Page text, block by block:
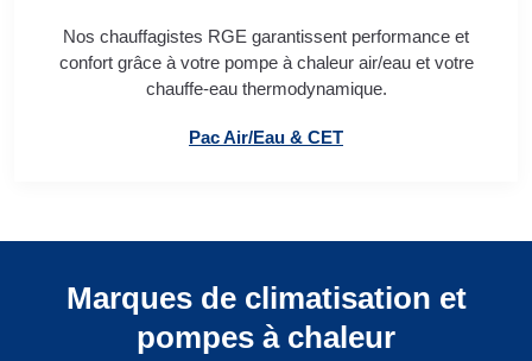
Nos chauffagistes RGE garantissent performance et
confort grâce à votre pompe à chaleur air/eau et votre
chauffe-eau thermodynamique.
Pac Air/Eau & CET
Marques de climatisation et
pompes à chaleur